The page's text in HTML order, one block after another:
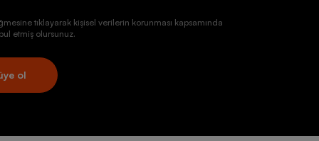
tıklayarak kişisel verilerin korunması kapsamında
etmiş olursunuz.
ol